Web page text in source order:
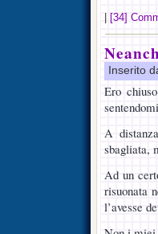
[34]
Inserito
Ero
A
sbagliata,
Ad un
risuonata
l’avesse